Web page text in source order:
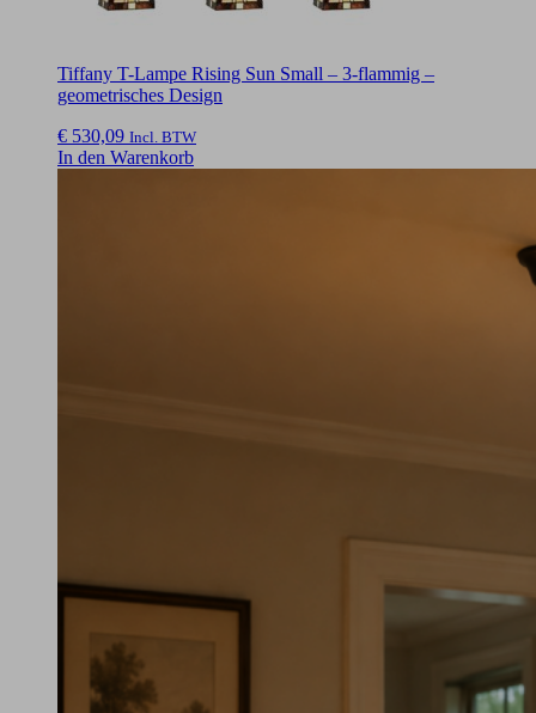
Tiffany T-Lampe Rising Sun Small – 3-flammig –
geometrisches Design
€ 530,09 Incl. BTW
In den Warenkorb